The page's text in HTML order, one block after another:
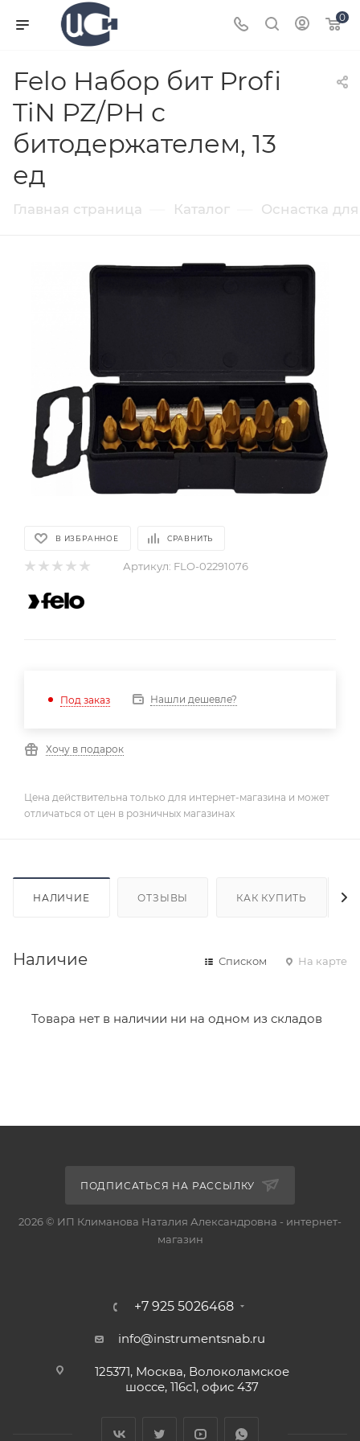
0
Felo Набор бит Profi
TiN PZ/PH с
битодержателем, 13
ед
Главная страница Каталог Оснастка
В ИЗБРАННОЕ СРАВНИТЬ
Артикул: FLO-02291076
Под заказ Нашли дешевле?
Хочу в подарок
Цена действительна только для интернет-магазина и может
отличаться от цен в розничных магазинах
НАЛИЧИЕ ОТЗЫВЫ КАК КУПИТЬ
Наличие Списком На карте
Товара нет в наличии ни на одном из складов
ПОДПИСАТЬСЯ НА РАССЫЛКУ
2026 © ИП Климанова Наталия Александровна - интернет-
магазин
+7 925 5026468
info@instrumentsnab.ru
125371, Москва, Волоколамское
шоссе, 116с1, офис 437